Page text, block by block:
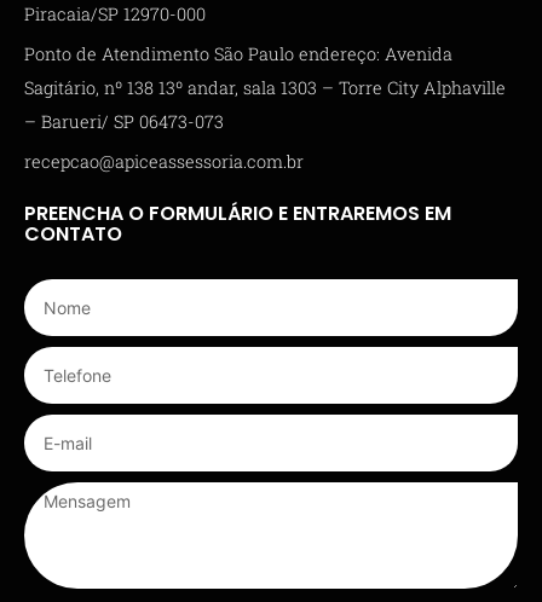
Piracaia/SP 12970-000
Ponto de Atendimento São Paulo endereço: Avenida
Sagitário, nº 138 13º andar, sala 1303 – Torre City Alphaville
– Barueri/ SP 06473-073
recepcao@apiceassessoria.com.br
PREENCHA O FORMULÁRIO E ENTRAREMOS EM
CONTATO